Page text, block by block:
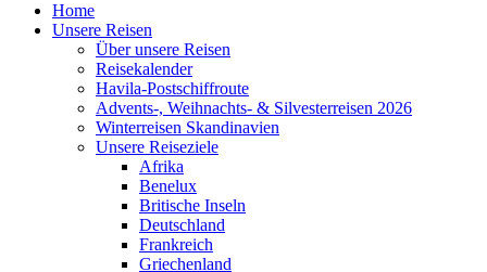
Home
Unsere Reisen
Über unsere Reisen
Reisekalender
Havila-Postschiffroute
Advents-, Weihnachts- & Silvesterreisen 2026
Winterreisen Skandinavien
Unsere Reiseziele
Afrika
Benelux
Britische Inseln
Deutschland
Frankreich
Griechenland